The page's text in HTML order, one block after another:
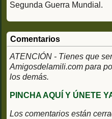
Segunda Guerra Mundial.
Comentarios
ATENCIÓN - Tienes que
Amigosdelamili.com para
los demás.
PINCHA AQUÍ Y ÚNETE
Los comentarios están